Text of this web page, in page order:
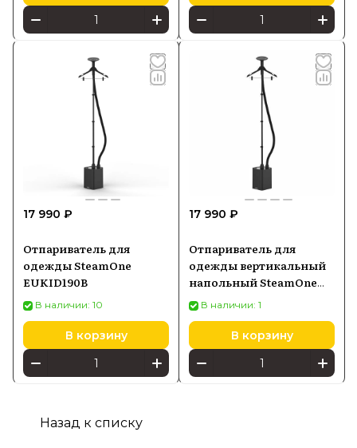
17 990 ₽
Отпариватель для
одежды SteamOne
EUKID190B
В наличии: 10
В корзину
17 990 ₽
Отпариватель для
одежды вертикальный
напольный SteamOne
EUJK100B 1,8 л, черный
В наличии: 1
В корзину
Назад к списку